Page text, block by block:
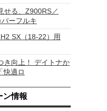
せる、Z900RS／
ーフルキ
SX（18-22）用
き向上！ デイトナか
快適ロ
ン情報